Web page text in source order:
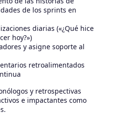
de los sprints en
diarias («¿Qué hice
hoy?»)
y asigne soporte al
retroalimentados
y retrospectivas
e impactantes como